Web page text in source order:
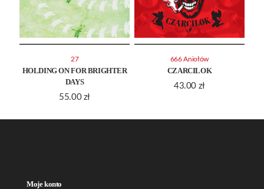
HOLDING ON FOR BRIGHTER
DAYS
55.00 zł
27
CZARCILOK
43.00 zł
666 Aniołów
Moje konto